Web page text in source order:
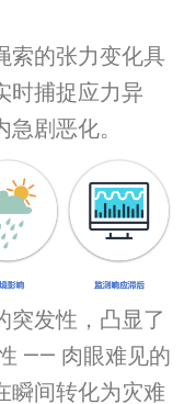
的张力变化具
时捕捉应力异
剧恶化。
突发性，凸显了
—— 肉眼难见的
瞬间转化为灾难